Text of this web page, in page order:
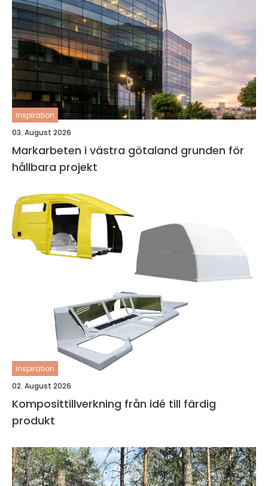
inspiration
03. August 2026
Markarbeten i västra götaland grunden för
hållbara projekt
inspiration
02. August 2026
Komposittillverkning från idé till färdig
produkt